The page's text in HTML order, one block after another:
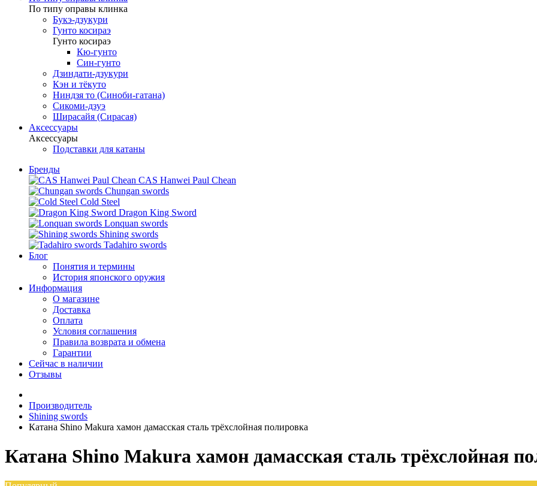
По типу оправы клинка
Букэ-дзукури
Гунто косираэ
Гунто косираэ
Кю-гунто
Син-гунто
Дзиндати-дзукури
Кэн и тёкуто
Ниндзя то (Синоби-гатана)
Сикоми-дзуэ
Ширасайя (Сирасая)
Аксессуары
Аксессуары
Подставки для катаны
Бренды
CAS Hanwei Paul Chean
Chungan swords
Cold Steel
Dragon King Sword
Lonquan swords
Shining swords
Tadahiro swords
Блог
Понятия и термины
История японского оружия
Информация
О магазине
Доставка
Оплата
Условия соглашения
Правила возврата и обмена
Гарантии
Сейчас в наличии
Отзывы
Производитель
Shining swords
Катана Shino Makura хамон дамасская сталь трёхслойная полировка
Катана Shino Makura хамон дамасская сталь трёхслойная